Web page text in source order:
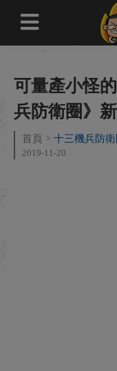
可量產小怪
兵防衛圈》
首頁 十三機兵防衛
2019-11-20